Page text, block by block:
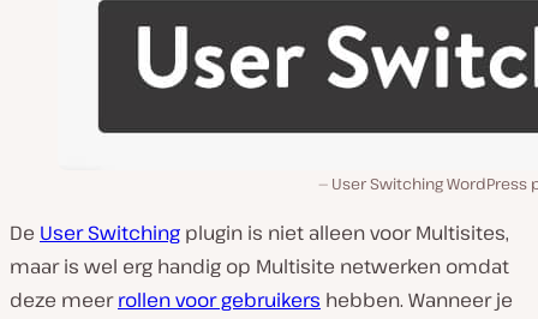
User Switching WordPress
De User Switching plugin is niet alleen voor Multisites,
maar is wel erg handig op Multisite netwerken omdat
deze meerrollen voor gebruikers hebben. Wanneer je